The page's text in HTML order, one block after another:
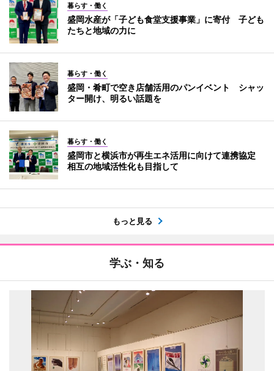
暮らす・働く
盛岡水産が「子ども食堂支援事業」に寄付 子ども
たちと地域の力に
暮らす・働く
盛岡・肴町で空き店舗活用のパンイベント シャッ
ター開け、明るい話題を
暮らす・働く
盛岡市と横浜市が再生エネ活用に向けて連携協定
相互の地域活性化も目指して
もっと見る
学ぶ・知る